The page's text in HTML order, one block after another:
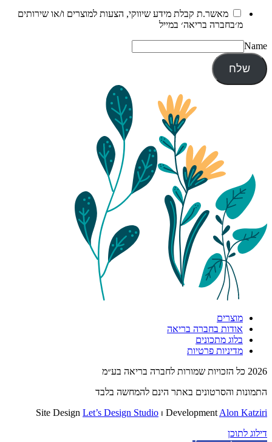
מאשר.ת קבלת מידע שיווקי, הצעות למוצרים ו/או שירותים
מ׳בחברה בריאה׳ במייל
Name
שלח
מוצרים
אודות בחברה בריאה
בלוג מתכונים
מדיניות פרטיות
2026 כל הזכויות שמורות לחברה בריאה בע״מ
התמונות והסרטונים באתר הינם להמחשה בלבד
Site Design Let’s Design Studio ⏐ Development Alon Katziri
דילוג לתוכן